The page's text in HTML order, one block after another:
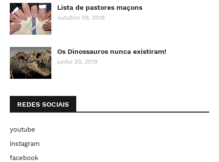
Lista de pastores maçons
outubro 09, 2018
Os Dinossauros nunca existiram!
junho 20, 2019
REDES SOCIAIS
youtube
instagram
facebook